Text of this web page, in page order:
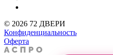
© 2026 72 ДВЕРИ
Конфиденциальность
Оферта